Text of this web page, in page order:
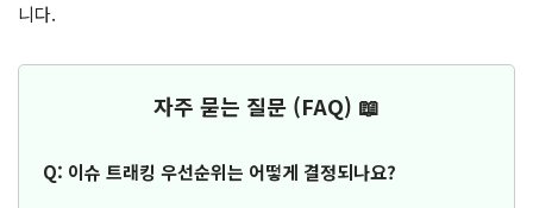
니다.
자주 묻는 질문 (FAQ) 📖
Q: 이슈 트래킹 우선순위는 어떻게 결정되나요?